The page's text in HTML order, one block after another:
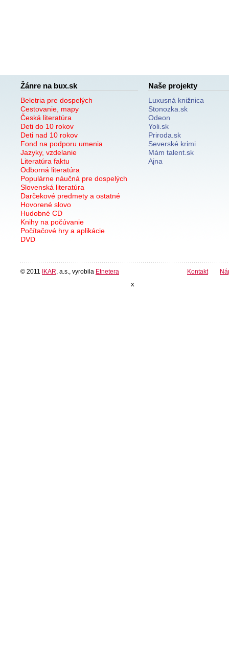
Žánre na bux.sk
Beletria pre dospelých
Cestovanie, mapy
Česká literatúra
Deti do 10 rokov
Deti nad 10 rokov
Fond na podporu umenia
Jazyky, vzdelanie
Literatúra faktu
Odborná literatúra
Populárne náučná pre dospelých
Slovenská literatúra
Darčekové predmety a ostatné
Hovorené slovo
Hudobné CD
Knihy na počúvanie
Počítačové hry a aplikácie
DVD
Naše projekty
Luxusná knižnica
Stonozka.sk
Odeon
Yoli.sk
Priroda.sk
Severské krimi
Mám talent.sk
Ajna
© 2011 IKAR , a.s., vyrobila Etnetera Kontakt
x